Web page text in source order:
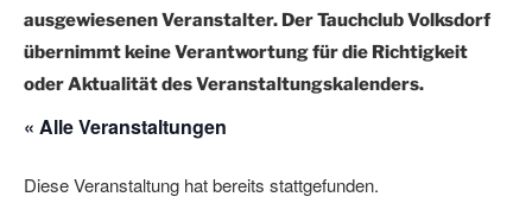
ausgewiesenen Veranstalter. Der Tauchclub Volksdorf
übernimmt keine Verantwortung für die Richtigkeit
oder Aktualität des Veranstaltungskalenders.
« Alle Veranstaltungen
Diese Veranstaltung hat bereits stattgefunden.